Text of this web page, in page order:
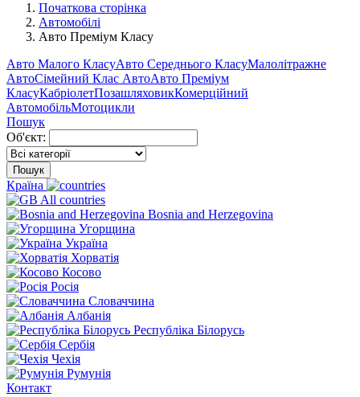
Початкова сторінка
Автомобілі
Авто Преміум Класу
Авто Малого КласуАвто Середнього КласуМалолітражне
АвтоСімейний Клас АвтоАвто Преміум
КласуКабріолетПозашляховикКомерційний
АвтомобільМотоцикли
Пошук
Об'єкт:
Пошук
Країна
All countries
Bosnia and Herzegovina
Угорщина
Україна
Хорватія
Косово
Росія
Словаччина
Албанія
Республіка Білорусь
Сербія
Чехія
Румунія
Контакт